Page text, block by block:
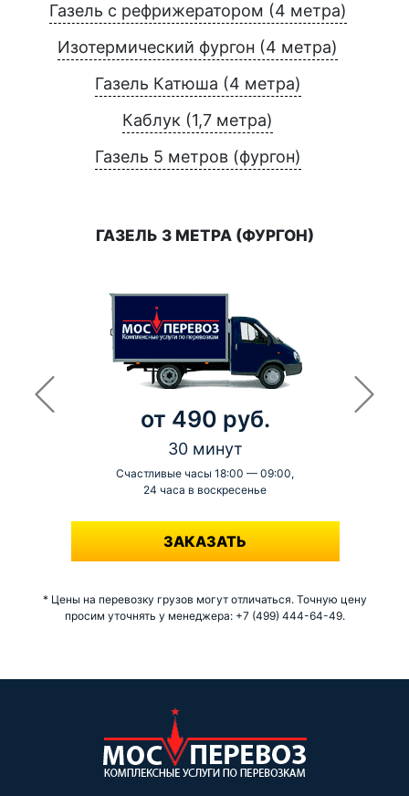
Газель с рефрижератором (4 метра)
Изотермический фургон (4 метра)
Газель Катюша (4 метра)
Каблук (1,7 метра)
Газель 5 метров (фургон)
ГАЗЕЛЬ 3 МЕТРА (ФУРГОН)
от 490 руб.
30 минут
Счастливые часы 18:00 — 09:00,
24 часа в воскресенье
-
ЗАКАЗАТЬ
* Цены на перевозку грузов могут отличаться. Точную цену
просим уточнять у менеджера: +7 (499) 444-64-49.